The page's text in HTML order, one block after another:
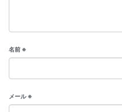
名前 ※
メール※